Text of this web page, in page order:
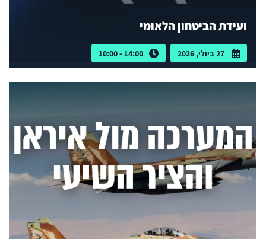
ועידת הביטחון הלאומי
27 ביולי, 2026 14:00 - 10:00